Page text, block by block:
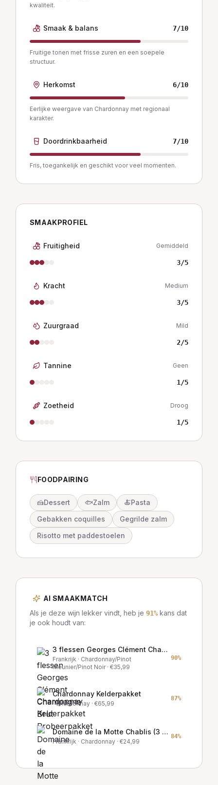
kwaliteit.
Smaak & balans 7/10
Fruitige tonen met frisse zuren en een soepele
structuur.
Herkomst 6/10
Eerlijke weergave van Chardonnay met regionaal
karakter.
Doordrinkbaarheid 7/10
Fris, toegankelijk en geschikt voor veel momenten.
SMAAKPROFIEL
Fruitigheid Gemiddeld
3/5
Kracht Medium
3/5
Zuurgraad Mild
2/5
Tannine Geen
1 /5
Zoetheid Droog
1 /5
FOODPAIRING
🍰Dessert 🐟Zalm 🍝Pasta
Gebakken coquilles
Gegrilde zalm
Risotto met paddestoelen
AI SMAAKMATCH
Als je deze wijn lekker vindt, heb je 91%kans dat
je ook houdt van:
3 flessen Georges Clément Champagne Brut Probeerpakket
Frankrijk · Chardonnay/Pinot
Meunier/Pinot Noir· €35,99
90%
Chardonnay Kelderpakket
· Chardonnay · €65,99
87%
Domaine de la Motte Chablis (3 flessen)
Frankrijk · Chardonnay · €24,99
84%